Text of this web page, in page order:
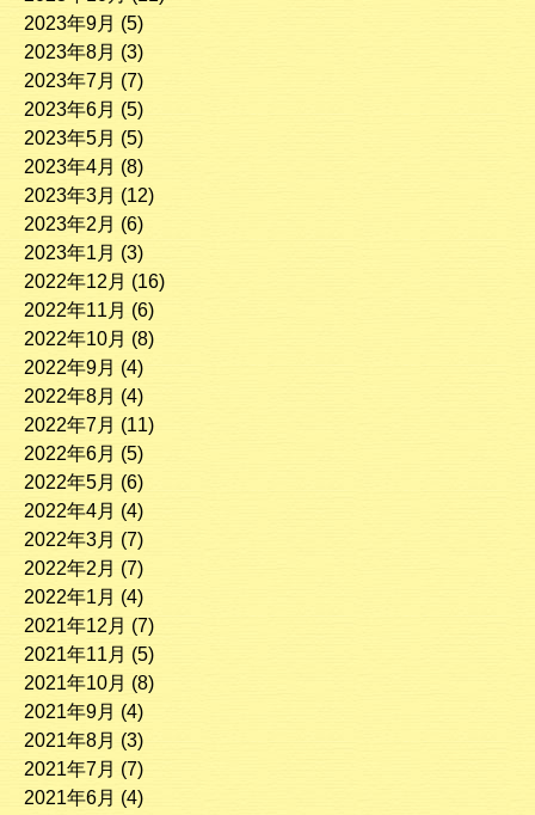
2023年9月 (5)
2023年8月 (3)
2023年7月 (7)
2023年6月 (5)
2023年5月 (5)
2023年4月 (8)
2023年3月 (12)
2023年2月 (6)
2023年1月 (3)
2022年12月 (16)
2022年11月 (6)
2022年10月 (8)
2022年9月 (4)
2022年8月 (4)
2022年7月 (11)
2022年6月 (5)
2022年5月 (6)
2022年4月 (4)
2022年3月 (7)
2022年2月 (7)
2022年1月 (4)
2021年12月 (7)
2021年11月 (5)
2021年10月 (8)
2021年9月 (4)
2021年8月 (3)
2021年7月 (7)
2021年6月 (4)